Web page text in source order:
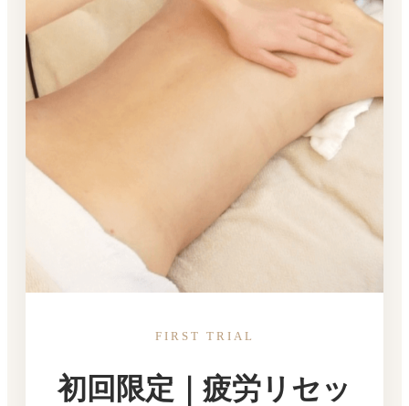
FIRST TRIAL
初回限定｜疲労リセッ